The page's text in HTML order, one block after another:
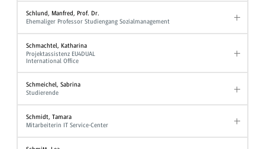
Schlund, Manfred, Prof. Dr.
Ehemaliger Professor Studiengang Sozialmanagement
Schmachtel, Katharina
Projektassistenz EU4DUAL
International Office
Schmeichel, Sabrina
Studierende
Schmidt, Tamara
Mitarbeiterin IT Service-Center